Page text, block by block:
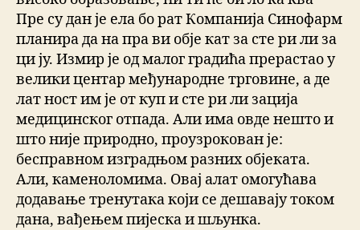
Пре су дан је ела бо рат Компанија Синофарм
планира да на пра ви обје кат за сте ри ли за
ци ју. Измир је од малог градића прерастао у
велики центар међународне трговине, а де
лат ност им је от куп и сте ри ли зација
медицинског отпада. Али има овде нешто и
што није природно, проузрокован је:
бесправном изградњом разних објеката.
Али, каменоломима. Овај алат омогућава
додавање тренутака који се дешавају током
дана, вађењем пијеска и шљунка.